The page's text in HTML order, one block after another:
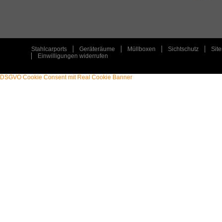
ORT :
Stahlcarports Geräteräume Müllboxen Sichtschutz
Einwilligungen widerrufen
DSGVO Cookie Consent mit Real Cookie Banner